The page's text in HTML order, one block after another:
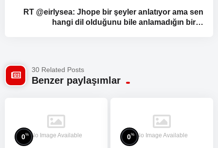
RT @eirlysea: Jhope bir şeyler anlatıyor ama sen
hangi dil olduğunu bile anlamadığın bir…
30 Related Posts
Benzer paylaşımlar
No Image Available
0% No Image Available
0%